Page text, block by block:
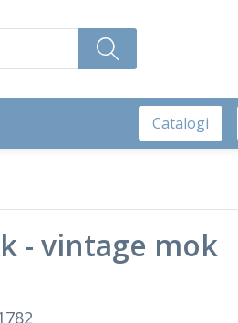
Catalogi
- vintage mok